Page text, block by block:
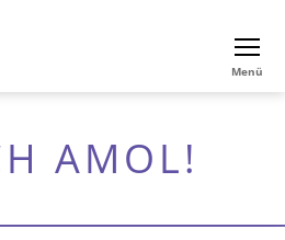
Menü
AMOL!